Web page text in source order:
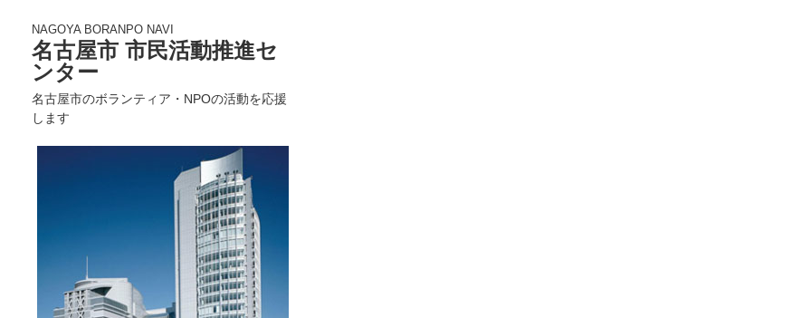
NAGOYA BORANPO NAVI
名古屋市 市民活動推進セ
ンター
名古屋市のボランティア・NPOの活動を応援
します